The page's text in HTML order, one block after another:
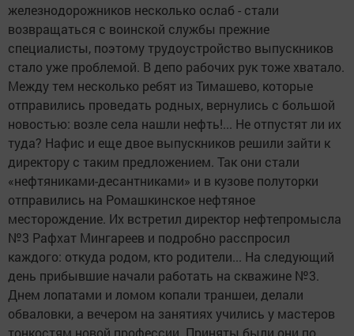
железнодорожников несколько ослаб - стали
возвращаться с воинской службы прежние
специалисты, поэтому трудоустройство выпускников
стало уже проблемой. В депо рабочих рук тоже хватало.
Между тем несколько ребят из Тимашево, которые
отправились проведать родных, вернулись с большой
новостью: возле села нашли нефть!... Не отпустят ли их
туда? Нафис и еще двое выпускников решили зайти к
директору с таким предложением. Так они стали
«нефтяниками-десантниками» и в кузове полуторки
отправились на Ромашкинское нефтяное
месторождение. Их встретил директор нефтепромысла
№3 Рафхат Мингареев и подробно расспросил
каждого: откуда родом, кто родители... На следующий
день прибывшие начали работать на скважине №3.
Днем лопатами и ломом копали траншеи, делали
обваловки, а вечером на занятиях учились у мастеров
тонкостям новой профессии. Приняты были они по